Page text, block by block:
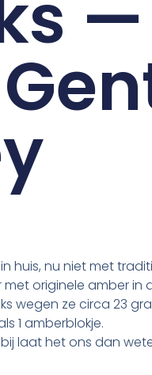
—
huis, nu niet met
met originele amber in
wegen ze circa 23
1 amberblokje.
laat het ons dan